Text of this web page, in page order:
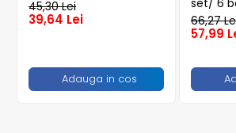
45,30 Lei
39,64 Lei
Adauga in cos
set/ 6
66,27
57,99